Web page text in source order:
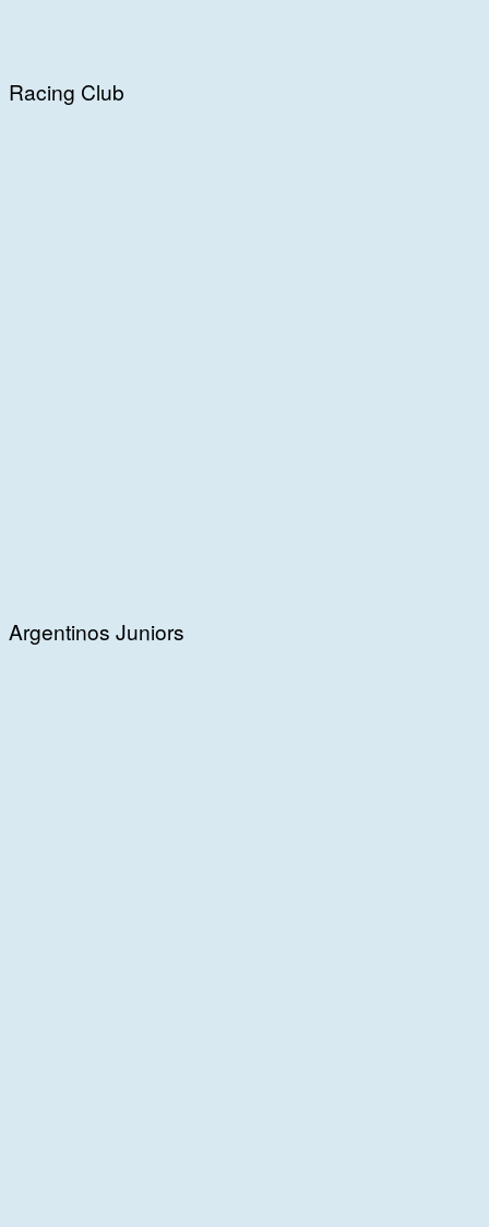
Racing Club
Argentinos Juniors